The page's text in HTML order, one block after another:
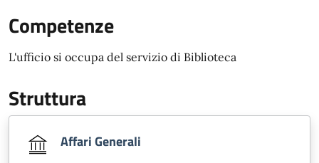
Competenze
L'ufficio si occupa del servizio di Biblioteca
Struttura
Affari Generali